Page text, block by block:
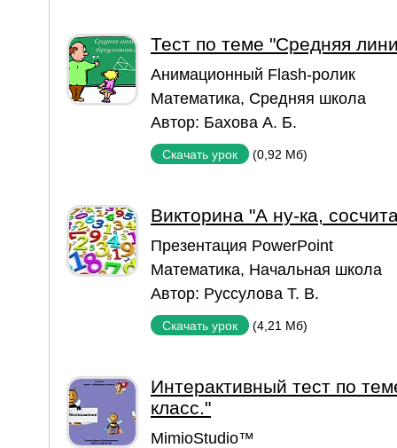
Тест по теме "Средняя
Aнимационный Flash-ролик
Математика, Средняя школа
Автор: Бахова А. Б.
Скачать урок (0,92 Мб)
Викторина "А ну-ка,
Презентация PowerPoint
Математика, Начальная школа
Автор: Руссулова Т. В.
Скачать урок (4,21 Мб)
Интерактивный тест по
класс."
MimioStudio™